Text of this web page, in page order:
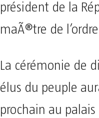
président de la
maÃ®tre de
La cérémonie de
élus du peuple
prochain au